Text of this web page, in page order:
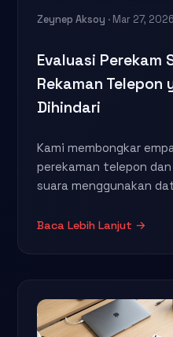
Zeynep Aksoy · Mar 27, 2026
Evaluasi Perekam
Rekaman Telepon
Dihindari
Kami membongkar
perekaman telepon
suara menggunakan
Baca Lebih Lanjut →